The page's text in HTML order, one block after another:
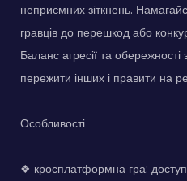
неприємних зіткнень.
гравців до перешкод або
Баланс агресії та обережності
пережити інших і правити на
Особливості
❖ кросплатформна гра: